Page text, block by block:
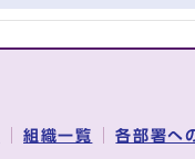
組織一覧 各部署へ